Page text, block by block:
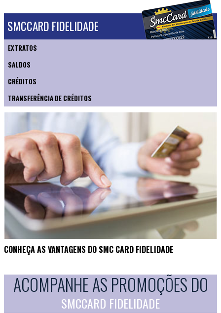
SMCCARD FIDELIDADE
EXTRATOS
SALDOS
CRÉDITOS
TRANSFERÊNCIA DE CRÉDITOS
CONHEÇA AS VANTAGENS DO SMC CARD FIDELIDADE
ACOMPANHE AS PROMOÇÕES DO
SMCCARD FIDELIDADE